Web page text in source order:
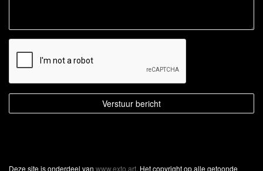
Deze site is onderdeel van www.exto.art. Het copyright op alle getoonde